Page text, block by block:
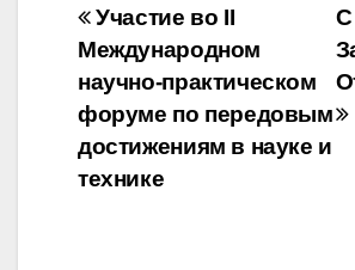
Навигация
по
записям
С
Участие во II
Международном
научно-практическом
форуме по передовым
достижениям в науке и
технике